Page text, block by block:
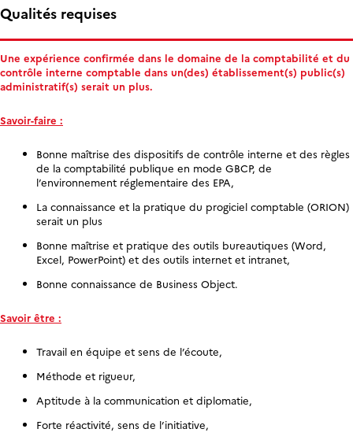
Qualités requises
Une expérience confirmée dans le domaine de la comptabilité et du
contrôle interne comptable dans un(des) établissement(s) public(s)
administratif(s) serait un plus.
Savoir-faire :
Bonne maîtrise des dispositifs de contrôle interne et des règles
de la comptabilité publique en mode GBCP, de
l’environnement réglementaire des EPA,
La connaissance et la pratique du progiciel comptable (ORION)
serait un plus
Bonne maîtrise et pratique des outils bureautiques (Word,
Excel, PowerPoint) et des outils internet et intranet,
Bonne connaissance de Business Object.
Savoir être :
Travail en équipe et sens de l’écoute,
Méthode et rigueur,
Aptitude à la communication et diplomatie,
Forte réactivité, sens de l’initiative,